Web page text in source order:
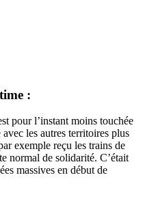
:
pour l’instant moins touchée
les autres territoires plus
exemple reçu les trains de
normal de solidarité. C’était
massives en début de